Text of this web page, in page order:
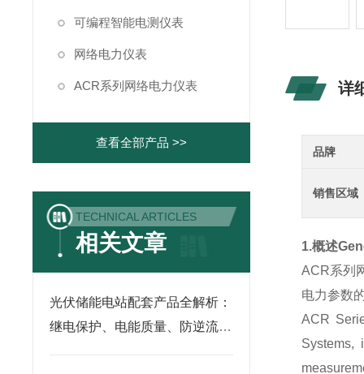
可编程智能电测仪表
网络电力仪表
ACR系列网络电力仪表
查看全部产品 >>
TECHNICAL ARTICLES
相关文章
光伏储能电站配套产品全解析：
继电保护、电能质量、防逆流孤
详
品牌
销售区域
1.概述
ACR系列
电力参数
ACR
Systems,